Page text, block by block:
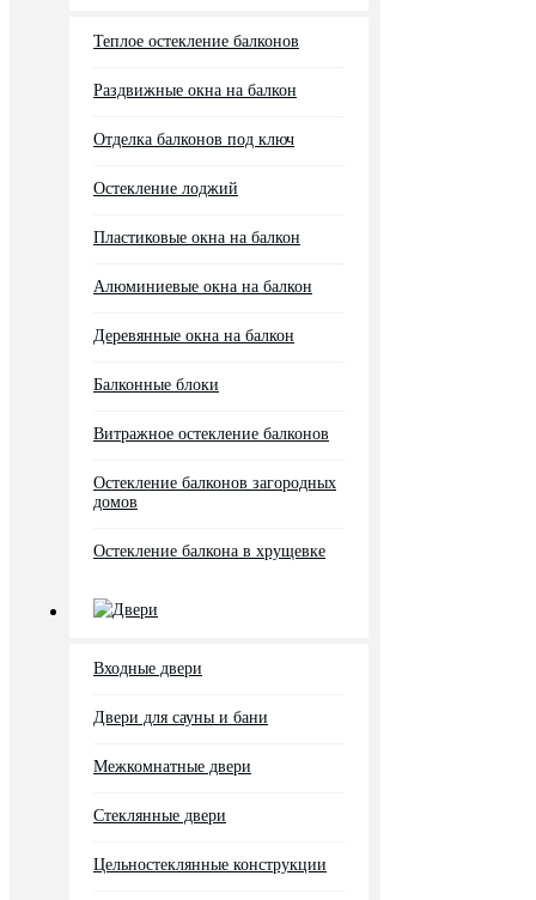
Теплое остекление балконов
Раздвижные окна на балкон
Отделка балконов под ключ
Остекление лоджий
Пластиковые окна на балкон
Алюминиевые окна на балкон
Деревянные окна на балкон
Балконные блоки
Витражное остекление балконов
Остекление балконов загородных
домов
Остекление балкона в хрущевке
Двери
Входные двери
Двери для сауны и бани
Межкомнатные двери
Стеклянные двери
Цельностеклянные конструкции